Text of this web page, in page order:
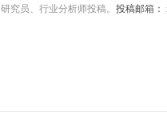
究员、行业分析师投稿。 投稿邮箱：